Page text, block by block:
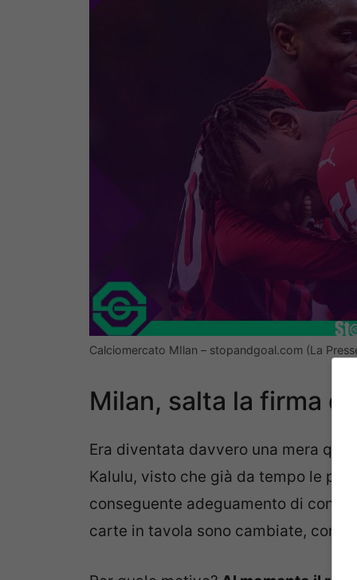
Calciomercato MIlan – stopandgoal.com (La
Milan, salta la firma
Era diventata davvero una mera
Kalulu, visto che già da tempo le
conseguente adeguamento di
carte in tavola sono cambiate, con il